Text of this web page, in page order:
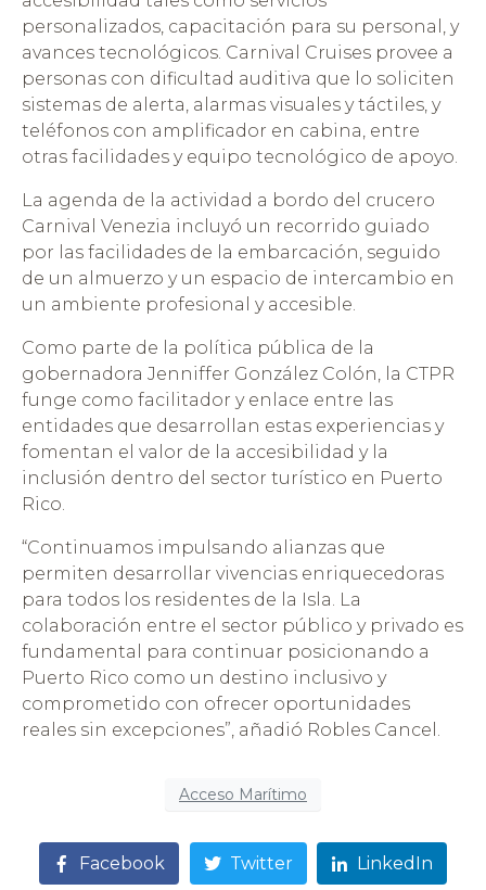
personalizados, capacitación para su personal, y
avances tecnológicos. Carnival Cruises provee a
personas con dificultad auditiva que lo soliciten
sistemas de alerta, alarmas visuales y táctiles, y
teléfonos con amplificador en cabina, entre
otras facilidades y equipo tecnológico de apoyo.
La agenda de la actividad a bordo del crucero
Carnival Venezia incluyó un recorrido guiado
por las facilidades de la embarcación, seguido
de un almuerzo y un espacio de intercambio en
un ambiente profesional y accesible.
Como parte de la política pública de la
gobernadora Jenniffer González Colón, la CTPR
funge como facilitador y enlace entre las
entidades que desarrollan estas experiencias y
fomentan el valor de la accesibilidad y la
inclusión dentro del sector turístico en Puerto
Rico.
“Continuamos impulsando alianzas que
permiten desarrollar vivencias enriquecedoras
para todos los residentes de la Isla. La
colaboración entre el sector público y privado es
fundamental para continuar posicionando a
Puerto Rico como un destino inclusivo y
comprometido con ofrecer oportunidades
reales sin excepciones”, añadió Robles Cancel.
Acceso Marítimo
Facebook Twitter LinkedIn